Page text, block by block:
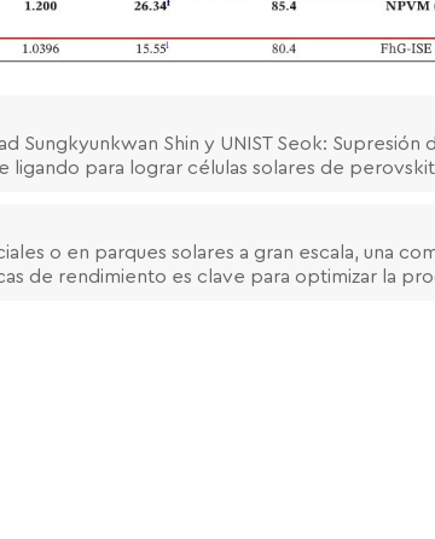
Sungkyunkwan Shin y UNIST Seok: Supresión
ligando para lograr células solares de
o en parques solares a gran escala, una
de rendimiento es clave para optimizar la